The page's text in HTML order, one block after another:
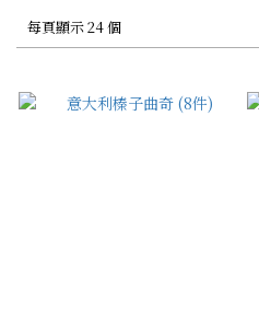
每頁顯示 24 個